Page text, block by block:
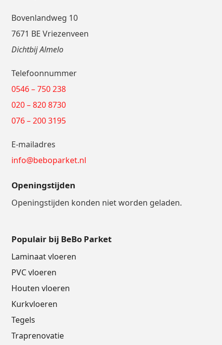
Bovenlandweg 10
7671 BE Vriezenveen
Dichtbij Almelo
Telefoonnummer
0546 – 750 238
020 – 820 8730
076 – 200 3195
E-mailadres
info@beboparket.nl
Openingstijden
Openingstijden konden niet worden geladen.
Populair bij BeBo Parket
Laminaat vloeren
PVC vloeren
Houten vloeren
Kurkvloeren
Tegels
Traprenovatie